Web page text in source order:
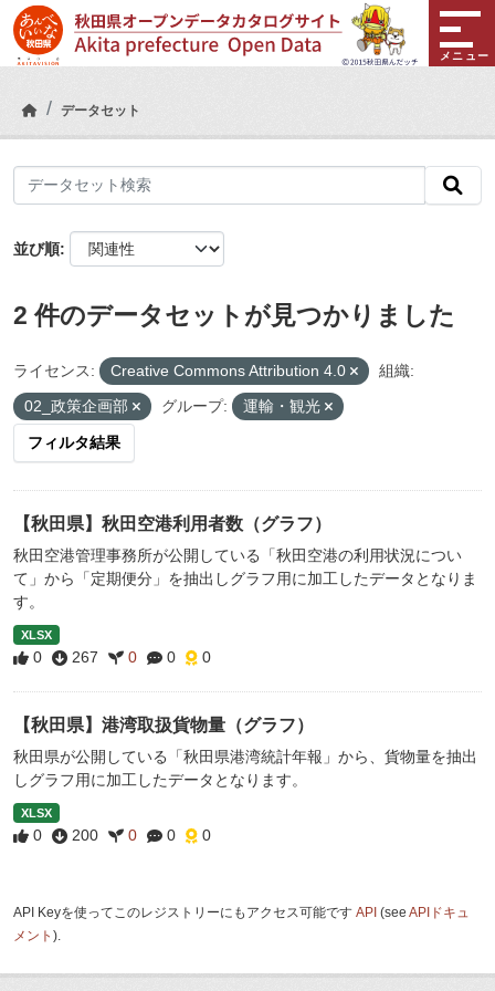
Skip to main content
メニュー
データセット
並び順
2 件のデータセットが見つかりました
ライセンス: Creative Commons Attribution 4.0
組織:
02_政策企画部
グループ: 運輸・観光
フィルタ結果
【秋田県】秋田空港利用者数（グラフ）
秋田空港管理事務所が公開している「秋田空港の利用状況につい
て」から「定期便分」を抽出しグラフ用に加工したデータとなりま
す。
XLSX
0 267 0 0 0
【秋田県】港湾取扱貨物量（グラフ）
秋田県が公開している「秋田県港湾統計年報」から、貨物量を抽出
しグラフ用に加工したデータとなります。
XLSX
0 200 0 0 0
API Keyを使ってこのレジストリーにもアクセス可能です API (see APIドキュ
メント ).